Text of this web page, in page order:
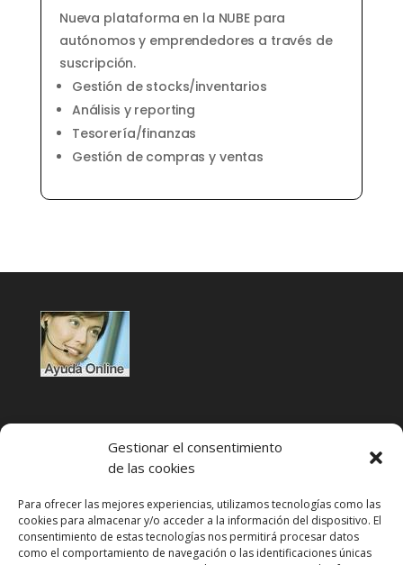
Gestionar el consentimiento
de las cookies
Para ofrecer las mejores experiencias, utilizamos tecnologías como las
cookies para almacenar y/o acceder a la información del dispositivo. El
consentimiento de estas tecnologías nos permitirá procesar datos
como el comportamiento de navegación o las identificaciones únicas
Nueva plataforma en la NUBE para
autónomos y emprendedores a través de
suscripción.
Gestión de stocks/inventarios
Análisis y reporting
Tesorería/finanzas
Gestión de compras y ventas
Condiciones de uso